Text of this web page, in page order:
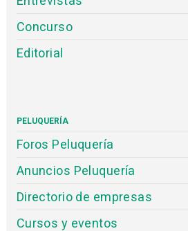
Concurso
Editorial
PELUQUERÍA
Foros Peluquería
Anuncios Peluquería
Directorio de empresas
Cursos y eventos